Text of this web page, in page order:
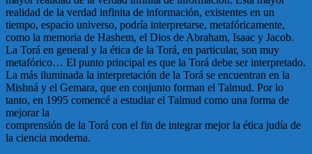
realidad de la verdad infinita de información, existentes en un
tiempo, espacio universo, podría interpretarse, metafóricamente,
como la memoria de Hashem, el Dios de Abraham, Isaac y Jacob.
La Torá en general y la ética de la Torá, en particular, son muy
metafórico… El punto principal es que la Torá debe ser interpretado.
La más iluminada la interpretación de la Torá se encuentran en la
Mishná y el Gemara, que en conjunto forman el Talmud. Por lo
tanto, en 1995 comencé a estudiar el Talmud como una forma de
mejorar la
comprensión de la Torá con el fin de integrar mejor la ética judía de
la ciencia moderna.